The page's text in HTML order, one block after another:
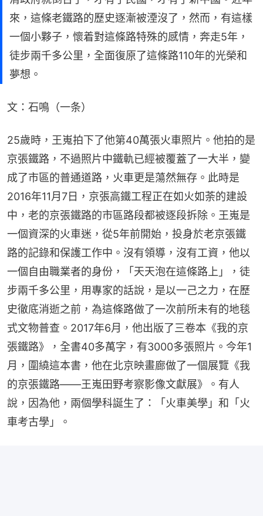
來，這條老鐵路的歷史逐漸被湮沒了，然而，有這樣
一個小夥子，懷着對這條路特殊的感情，奔走5年，
徒步兩千多公里，全面復原了這條路110年的光榮和
夢想。
文：石鳴（一条）
25歲時，王嵬拍下了他第40萬張火車照片。他拍的是
京張鐵路，不過照片中鐵軌已經被覆蓋了一大半，變
成了市區的普通道路，火車更是蕩然無存。此時是
2016年11月7日，京張高鐵工程正在如火如荼的建設
中，老的京張鐵路的市區路段都被逐段拆除。王嵬是
一個資深的火車迷，從5年前開始，投身於老京張鐵
路的記錄和保護工作中。沒有領導，沒有工資，他以
一個自由職業者的身份，「天天泡在這條路上」，徒
步兩千多公里，用專家的話說，是以一己之力，在歷
史徹底消逝之前，為這條路做了一次前所未有的地毯
式文物普查。2017年6月，他出版了三卷本《我的京
張鐵路》，全書40多萬字，有3000多張照片。今年1
月，圍繞這本書，他在北京映畫廊做了一個展覽《我
的京張鐵路——王嵬田野考察影像文獻展》。有人
說，因為他，兩個學科誕生了：「火車美學」和「火
車考古學」。